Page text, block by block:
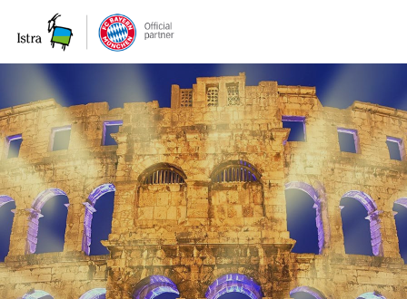
note:
website
includes
an
accessibility
system.